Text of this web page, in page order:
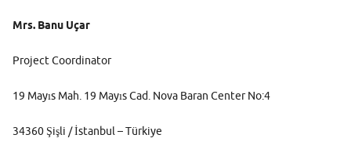
Mrs. Banu Uçar
Project Coordinator
19 Mayıs Mah. 19 Mayıs Cad. Nova Baran Center No:4
34360 Şişli / İstanbul – Türkiye